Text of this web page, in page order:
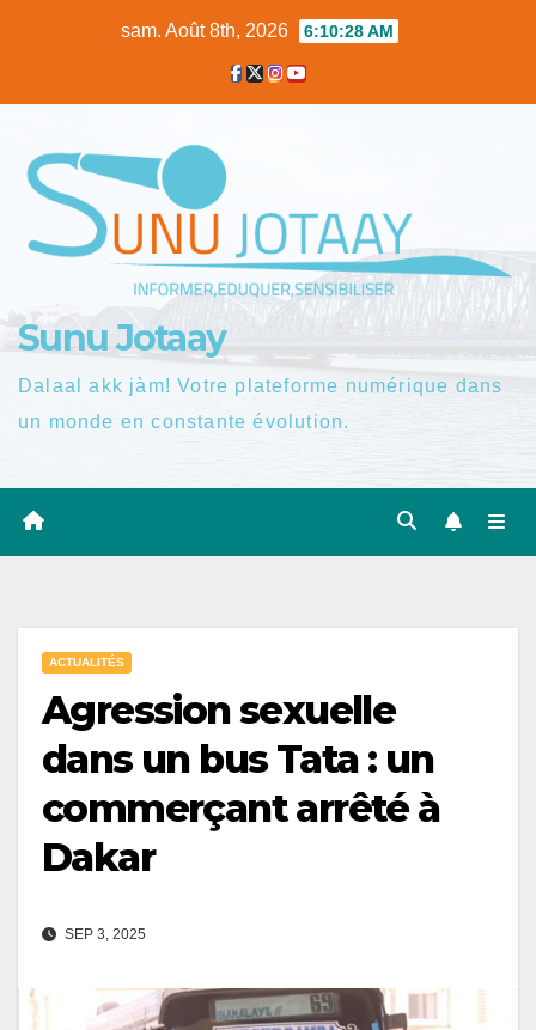
sam. Août 8th, 2026 6:10:29 AM
Sunu Jotaay
Dalaal akk jàm! Votre plateforme numérique dans
un monde en constante évolution.
ACTUALITÉS
Agression sexuelle
dans un bus Tata : un
commerçant arrêté à
Dakar
SEP 3, 2025